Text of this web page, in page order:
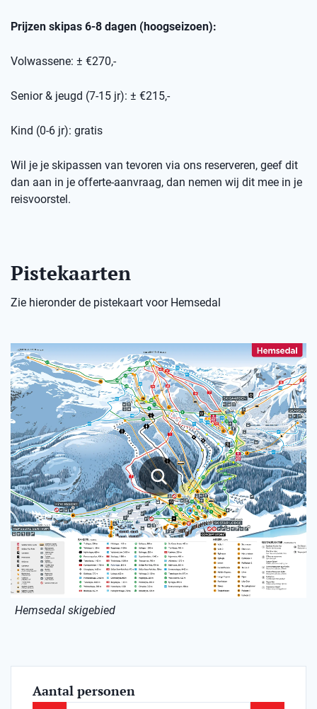
Prijzen skipas 6-8 dagen (hoogseizoen):
Volwassene: ± €270,-
Senior & jeugd (7-15 jr): ± €215,-
Kind (0-6 jr): gratis
Wil je je skipassen van tevoren via ons reserveren, geef dit
dan aan in je offerte-aanvraag, dan nemen wij dit mee in je
reisvoorstel.
Pistekaarten
Zie hieronder de pistekaart voor Hemsedal
Hemsedal skigebied
Aantal personen